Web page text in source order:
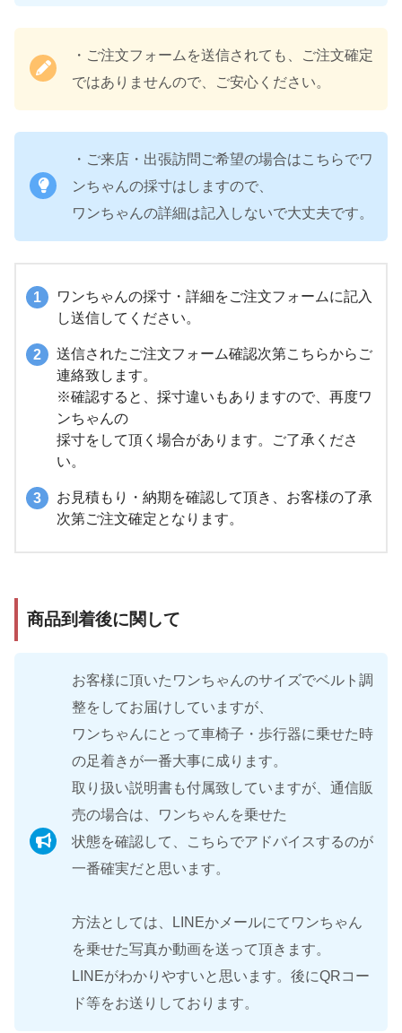
・ご注文フォームを送信されても、ご注文確定
ではありませんので、ご安心ください。
・ご来店・出張訪問ご希望の場合はこちらでワ
ンちゃんの採寸はしますので、
ワンちゃんの詳細は記入しないで大丈夫です。
ワンちゃんの採寸・詳細をご注文フォームに記入
し送信してください。
送信されたご注文フォーム確認次第こちらからご
連絡致します。
※確認すると、採寸違いもありますので、再度ワ
ンちゃんの
採寸をして頂く場合があります。ご了承くださ
い。
お見積もり・納期を確認して頂き、お客様の了承
次第ご注文確定となります。
商品到着後に関して
お客様に頂いたワンちゃんのサイズでベルト調
整をしてお届けしていますが、
ワンちゃんにとって車椅子・歩行器に乗せた時
の足着きが一番大事に成ります。
取り扱い説明書も付属致していますが、通信販
売の場合は、ワンちゃんを乗せた
状態を確認して、こちらでアドバイスするのが
一番確実だと思います。
方法としては、LINEかメールにてワンちゃん
を乗せた写真か動画を送って頂きます。
LINEがわかりやすいと思います。後にQRコー
ド等をお送りしております。